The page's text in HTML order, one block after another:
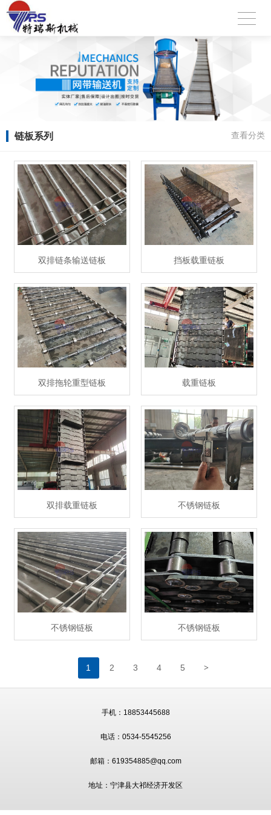
链板系列 查看分类
双排链条输送链板 挡板载重链板
双排拖轮重型链板 载重链板
双排载重链板 不锈钢链板
不锈钢链板 不锈钢链板
1 2 3 4 5 >
手机：18853445688
电话：0534-5545256
邮箱：619354885@qq.com
地址：宁津县大祁经济开发区